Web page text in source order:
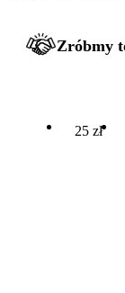
Zróbmy
25 zł